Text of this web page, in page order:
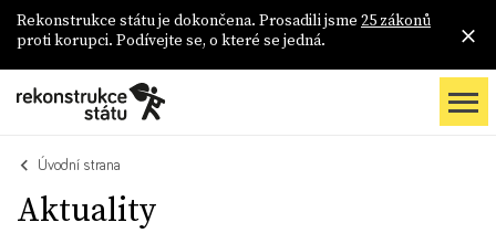
Rekonstrukce státu je dokončena. Prosadili jsme 25 zákonů
proti korupci. Podívejte se, o které se jedná.
Úvodní strana
Aktuality